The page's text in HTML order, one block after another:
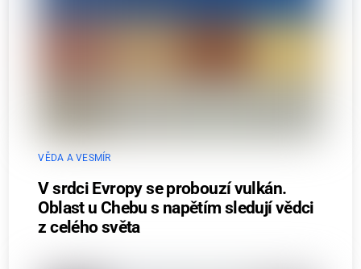
VĚDA A VESMÍR
V srdci Evropy se probouzí vulkán.
Oblast u Chebu s napětím sledují vědci
z celého světa